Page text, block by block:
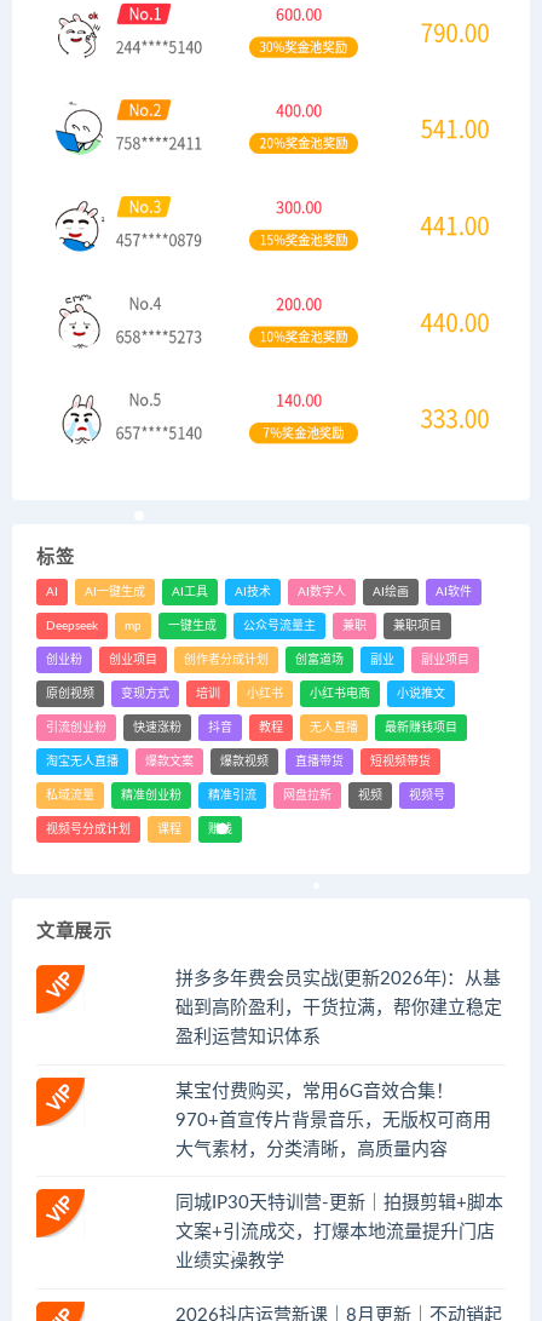
标签
AI AI一键生成 AI工具 AI技术 AI数字人 AI绘画 AI软件
Deepseek mp 一键生成 公众号流量主 兼职 兼职项目
创业粉 创业项目 创作者分成计划 创富道场 副业 副业项目
原创视频 变现方式 培训 小红书 小红书电商 小说推文
引流创业粉 快速涨粉 抖音 教程 无人直播 最新赚钱项目
淘宝无人直播 爆款文案 爆款视频 直播带货 短视频带货
私域流量 精准创业粉 精准引流 网盘拉新 视频 视频号
视频号分成计划 课程 赚钱
文章展示
拼多多年费会员实战(更新2026年)：从基
础到高阶盈利，干货拉满，帮你建立稳定
盈利运营知识体系
某宝付费购买，常用6G音效合集！
970+首宣传片背景音乐，无版权可商用
大气素材，分类清晰，高质量内容
同城IP30天特训营-更新｜拍摄剪辑+脚本
文案+引流成交，打爆本地流量提升门店
业绩实操教学
2026抖店运营新课｜8月更新｜不动销起